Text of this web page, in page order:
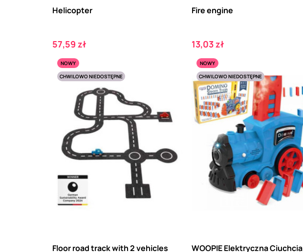
Helicopter
Cena
57,59 zł
Fire engine
Cena
13,03 zł
NOWY
CHWILOWO NIEDOSTĘPNE
Floor road track with 2 vehicles
NOWY
CHWILOWO NIEDOSTĘPNE
WOOPIE Elektryczna Ciuchcia